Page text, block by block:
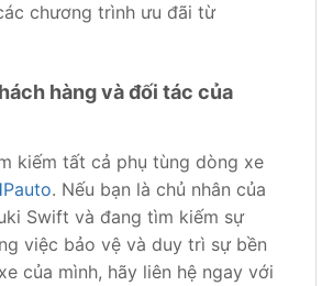
chương trình ưu đãi từ
hàng và đối tác của
kiếm tất cả phụ tùng dòng xe
. Nếu bạn là chủ nhân của
Swift và đang tìm kiếm sự
việc bảo vệ và duy trì sự bền
của mình, hãy liên hệ ngay với